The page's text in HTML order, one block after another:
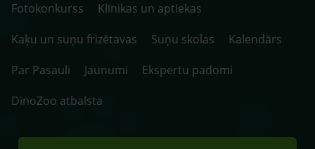
Fotokonkurss
Klīnikas un aptiekas
Kaķu un suņu frizētavas
Suņu skolas
Kalendārs
Par Pasauli
Jaunumi
Ekspertu padomi
DinoZoo atbalsta